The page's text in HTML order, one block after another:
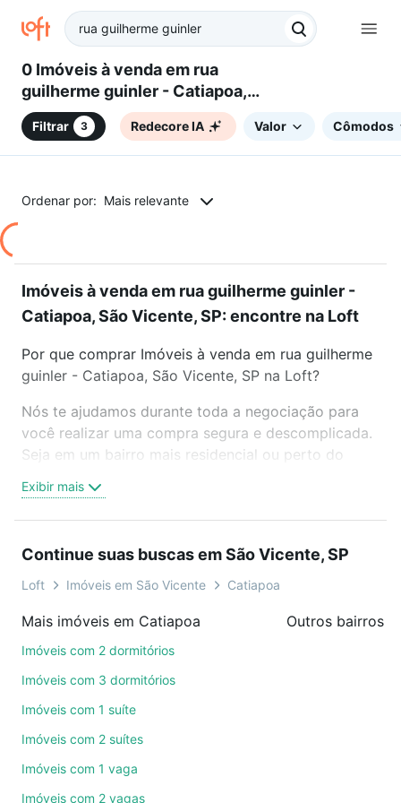
0 Imóveis à venda em rua
guilherme guinler - Catiapoa,
São Vicente, SP
Filtrar 3 Redecore IA Valor Cômodos
Ordenar por: Mais relevante
Imóveis à venda em rua guilherme guinler -
Catiapoa, São Vicente, SP: encontre na Loft
Por que comprar Imóveis à venda em rua guilherme
guinler - Catiapoa, São Vicente, SP na Loft?
Nós te ajudamos durante toda a negociação para
você realizar uma compra segura e descomplicada.
Seja em um bairro mais residencial ou perto do
oferta ideal de Imóveis à venda em rua guilherme
guinler - Catiapoa, São Vicente, SP para conquistar
videochamada, é grátis, sem compromisso e você
ainda conta com mais de 46 mil corretores e
de imóveis.
ruas, bairros e até condomínios favoritos. Você
também pode usar os filtros como quantidade de
quartos, suítes, com ou sem vaga de garagem para
Exibir mais
Continue suas buscas em São Vicente, SP
Loft Imóveis em São Vicente Catiapoa
Mais imóveis em Catiapoa
Imóveis com 2 dormitórios
Imóveis com 3 dormitórios
Imóveis com 1 suíte
Imóveis com 2 suítes
Imóveis com 1 vaga
Imóveis com 2 vagas
Outros bairros